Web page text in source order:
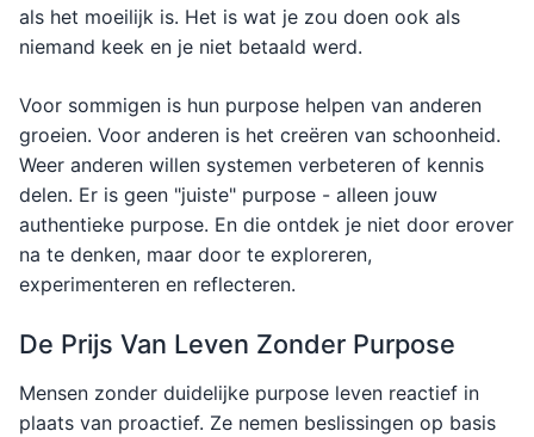
als het moeilijk is. Het is wat je zou doen ook als
niemand keek en je niet betaald werd.
Voor sommigen is hun purpose helpen van anderen
groeien. Voor anderen is het creëren van schoonheid.
Weer anderen willen systemen verbeteren of kennis
delen. Er is geen "juiste" purpose - alleen jouw
authentieke purpose. En die ontdek je niet door erover
na te denken, maar door te exploreren,
experimenteren en reflecteren.
De Prijs Van Leven Zonder Purpose
Mensen zonder duidelijke purpose leven reactief in
plaats van proactief. Ze nemen beslissingen op basis